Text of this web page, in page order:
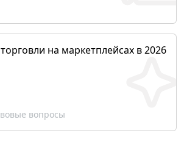
на маркетплейсах в 2026
вопросы